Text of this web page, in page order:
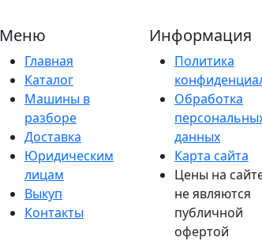
Меню
Главная
Каталог
Машины в
разборе
Доставка
Юридическим
лицам
Выкуп
Контакты
Информация
Политика
Обработка
данных
Карта сайта
Цены на
не являются
публичной
офертой